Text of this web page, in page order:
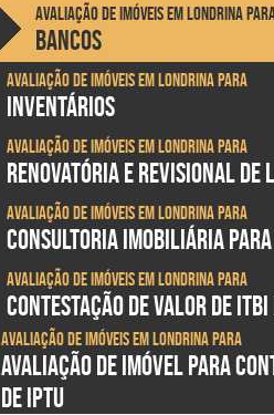
Avaliação de imóveis em Londrina
BANCOS
Avaliação de imóveis em Londrina para
INVENTÁRIOS
Avaliação de imóveis em Londrina para
RENOVATÓRIA E REVISIONAL DE
Avaliação de imóveis em Londrina para
CONSULTORIA IMOBILIÁRIA
Avaliação de imóveis em Londrina para
CONTESTAÇÃO DE VALOR DE
Avaliação de imóveis em Londrina para
AVALIAÇÃO DE IMÓVEL PARA
DE IPTU